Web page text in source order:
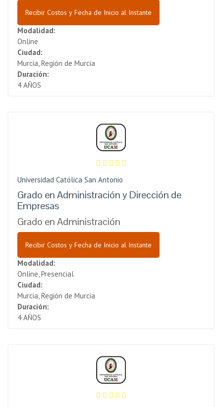
Recibir Costos y Fecha de Inicio al Instante
Modalidad:
Online
Ciudad:
Murcia, Región de Murcia
Duración:
4 AÑOS
Universidad Católica San Antonio
Grado en Administración y Dirección de
Empresas
Grado en Administración
Recibir Costos y Fecha de Inicio al Instante
Modalidad:
Online, Presencial
Ciudad:
Murcia, Región de Murcia
Duración:
4 AÑOS